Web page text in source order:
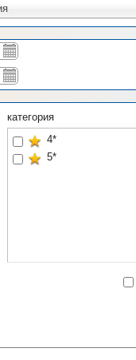
категория
4*
5*